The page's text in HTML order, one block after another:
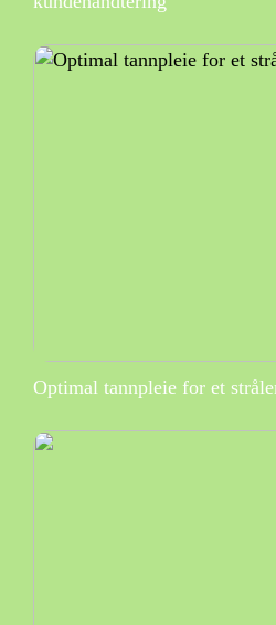
Optimal tannpleie for et